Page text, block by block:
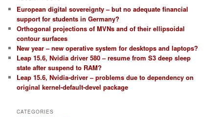
European digital sovereignty – but no adequate financial
support for students in Germany?
Orthogonal projections of MVNs and of their ellipsoidal
contour surfaces
New year – new operative system for desktops and laptops?
Leap 15.6, Nvidia driver 580 – resume from S3 deep sleep
state after suspend to RAM?
Leap 15.6, Nvidia-driver – problems due to dependency on
original kernel-default-devel package
CATEGORIES